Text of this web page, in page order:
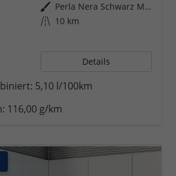
Außenfarbe
Perla Nera Schwarz Metallic
Kilometerstand 10 km
Details
5,10 l/100km
116,00 g/km